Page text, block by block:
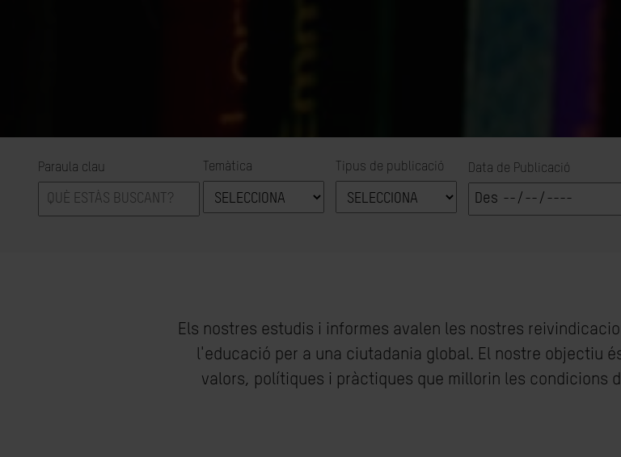
Paraula clau Temàtica Tipus de publicació Data de Publicació
Els nostres estudis i informes avalen les nostres
l'educació per a una ciutadania global. El nostre objectiu
valors, polítiques i pràctiques que millorin les condicions